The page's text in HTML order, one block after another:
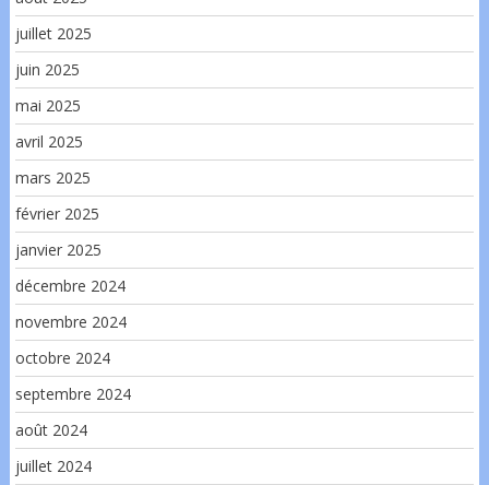
juillet 2025
juin 2025
mai 2025
avril 2025
mars 2025
février 2025
janvier 2025
décembre 2024
novembre 2024
octobre 2024
septembre 2024
août 2024
juillet 2024